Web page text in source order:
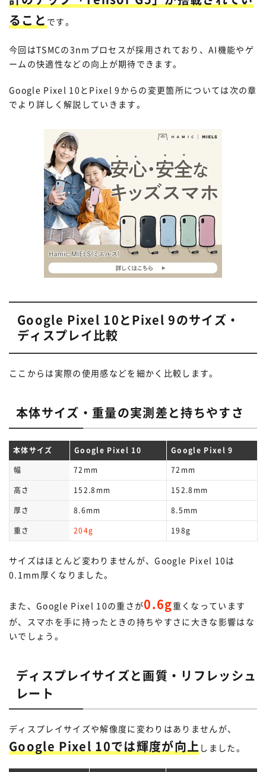
ること です。
今回はTSMCの3nmプロセスが採用されており、AI機能やゲ
ームの快適性などの向上が期待できます。
Google Pixel 10とPixel 9からの変更箇所については次の章
でより詳しく解説していきます。
Google Pixel 10とPixel 9のサイズ・
ディスプレイ比較
ここからは実際の使用感などを細かく比較します。
本体サイズ・重量の実測差と持ちやすさ
本体サイズ Google Pixel 10
Google Pixel 9
幅
72mm
72mm
高さ
152.8mm
152.8mm
厚さ
8.6mm
8.5mm
重さ
204g 198g
サイズはほとんど変わりませんが、Google Pixel 10は
0.1mm厚くなりました。
また、Google Pixel 10の重さが0.6g重くなっています
が、スマホを手に持ったときの持ちやすさに大きな影響はな
いでしょう。
ディスプレイサイズと画質・リフレッシュ
レート
ディスプレイサイズや解像度に変わりはありませんが、
Google Pixel 10では輝度が向上 しました。